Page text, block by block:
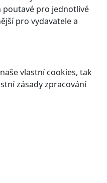
poutavé pro jednotlivé
pro vydavatele a
vlastní cookies, tak
zásady zpracování